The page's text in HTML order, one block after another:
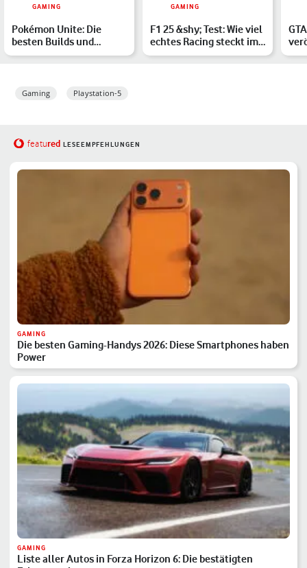
GAMING
Pokémon Unite: Die
besten Builds und
Movesets für jedes
GAMING
F1 25 &shy; Test: Wie viel
echtes Racing steckt im
neuen Formel 1…
Gaming Playstation-5
featured LESEEMPFEHLUNGEN
GAMING
Die besten Gaming-Handys 2026: Diese Smartphones haben
Power
GAMING
Liste aller Autos in Forza Horizon 6: Die bestätigten